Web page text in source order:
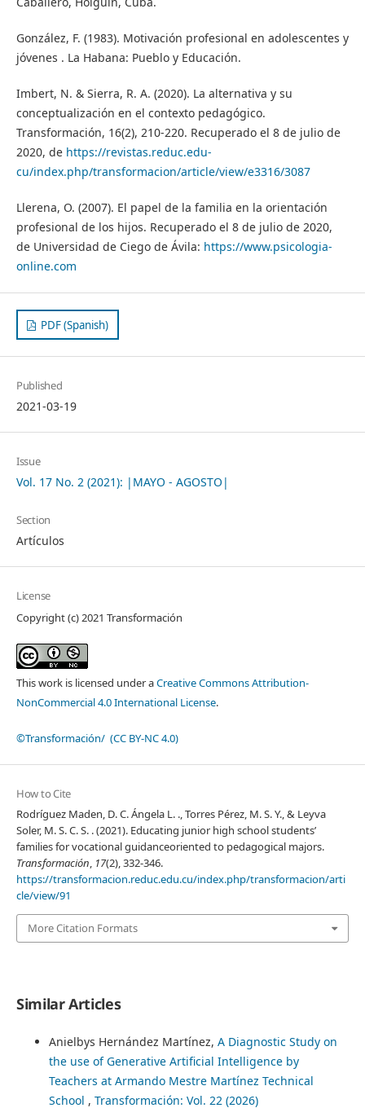
González, F. (1983). Motivación profesional en adolescentes y
jóvenes . La Habana: Pueblo y Educación.
Imbert, N. & Sierra, R. A. (2020). La alternativa y su
conceptualización en el contexto pedagógico.
Transformación, 16(2), 210-220. Recuperado el 8 de julio de
2020, de https://revistas.reduc.edu-
cu/index.php/transformacion/article/view/e3316/3087
Llerena, O. (2007). El papel de la familia en la orientación
profesional de los hijos. Recuperado el 8 de julio de 2020,
de Universidad de Ciego de Ávila: https://www.psicologia-
online.com
PDF (Spanish)
Published
2021-03-19
Issue
Vol. 17 No. 2 (2021): |MAYO - AGOSTO|
Section
Artículos
License
Copyright (c) 2021 Transformación
This work is licensed under aCreative Commons Attribution-
NonCommercial 4.0 International License.
©Transformación/ (CC BY-NC 4.0)
How to Cite
Rodríguez Maden, D. C. Ángela L. ., Torres Pérez, M. S. Y., & Leyva
Soler, M. S. C. S. . (2021). Educating junior high school students’
families for vocational guidanceoriented to pedagogical majors.
Transformación, 17(2), 332-346.
https://transformacion.reduc.edu.cu/index.php/transformacion/arti
cle/view/91
More Citation Formats
Similar Articles
Anielbys Hernández Martínez, A Diagnostic Study on
the use of Generative Artificial Intelligence by
Teachers at Armando Mestre Martínez Technical
School , Transformación: Vol. 22 (2026)